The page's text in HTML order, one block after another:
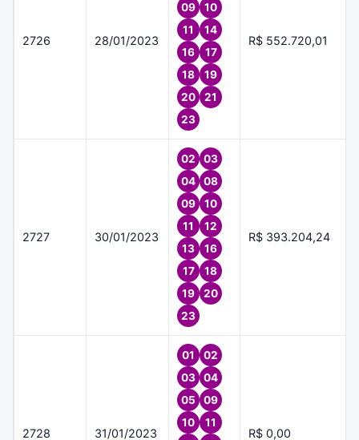
2726 28/01/2023
09
10
11
14
16
17
18
19
20
21
23
R$ 552.720,01
2727 30/01/2023
02
03
04
08
09
10
11
12
13
16
17
18
19
20
23
R$ 393.204,24
2728 31/01/2023
01
02
03
04
05
09
10
11
R$ 0,00